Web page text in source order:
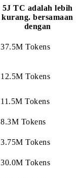
5J TC adalah lebih
kurang. bersamaan
dengan
37.5M Tokens
12.5M Tokens
11.5M Tokens
8.3M Tokens
3.75M Tokens
30.0M Tokens